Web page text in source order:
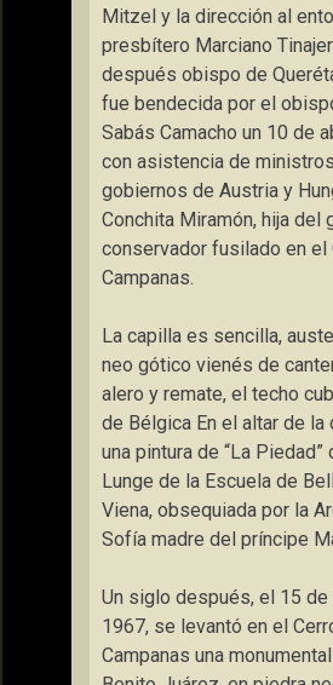
Mitzel y la dirección al
presbítero Marciano
después obispo de
fue bendecida por el
Sabás Camacho un 10 de
con asistencia de
gobiernos de Austria y
Conchita Miramón, hija del
conservador fusilado en el
Campanas.
La capilla es sencilla,
neo gótico vienés de
alero y remate, el techo
de Bélgica En el altar de la
una pintura de “La
Lunge de la Escuela de
Viena, obsequiada por la
Sofía madre del príncipe
Un siglo después, el 15 de
1967, se levantó en el
Campanas una